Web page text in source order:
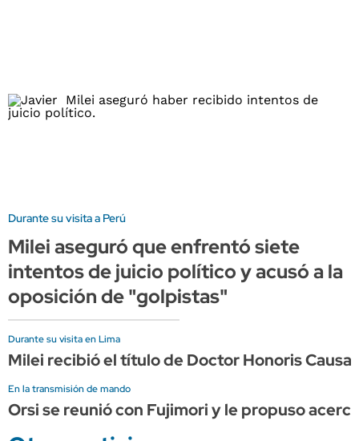
Durante su visita a Perú
Milei aseguró que enfrentó siete
intentos de juicio político y acusó a la
oposición de "golpistas"
Durante su visita en Lima
Milei recibió el título de Doctor Honoris
En la transmisión de mando
Orsi se reunió con Fujimori y le propuso